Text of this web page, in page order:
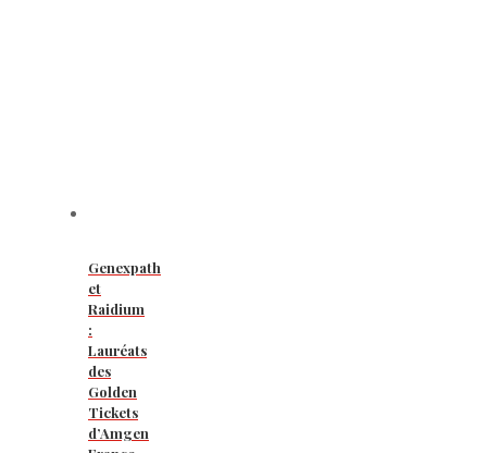
Genexpath
et
Raidium
:
Lauréats
des
Golden
Tickets
d’Amgen